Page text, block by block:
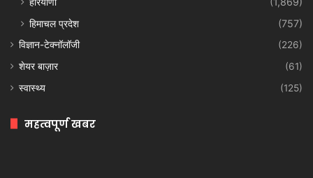
हिमाचल प्रदेश
(757)
विज्ञान-टेक्नॉलॉजी
(226)
शेयर बाज़ार
(61)
स्वास्थ्य
(125)
महत्वपूर्ण खबर